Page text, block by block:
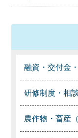
融資・交付金
研修制度・相
農作物・畜産